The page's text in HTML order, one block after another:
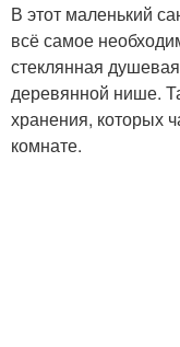
В этот маленький
всё самое
стеклянная
деревянной нише.
хранения, которых
комнате.